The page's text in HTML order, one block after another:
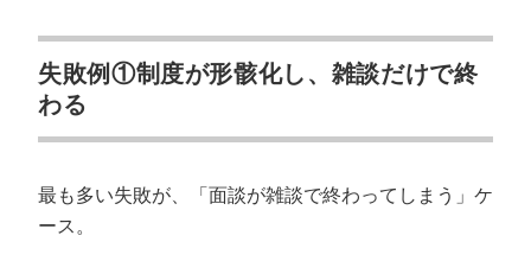
失敗例①制度が形骸化し、雑談だけで終
わる
最も多い失敗が、「面談が雑談で終わってしまう」ケ
ース。